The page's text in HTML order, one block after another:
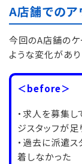
A店舗での
今回のA店舗のケ
ような変化があり
＜before＞
・求人を募集し
ジスタッフが足
・過去に派遣
着しなかった